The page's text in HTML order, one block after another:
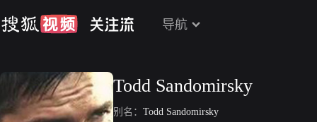
导航
Todd Sandomirsky
别名： Todd Sandomirsky